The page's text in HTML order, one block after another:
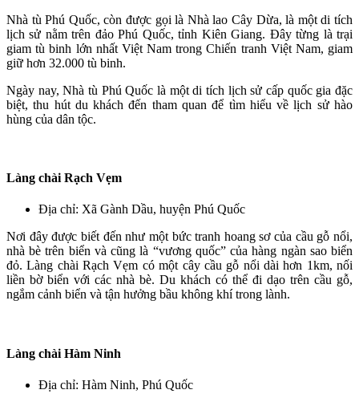
Nhà tù Phú Quốc, còn được gọi là Nhà lao Cây Dừa, là một di tích
lịch sử nằm trên đảo Phú Quốc, tỉnh Kiên Giang. Đây từng là trại
giam tù binh lớn nhất Việt Nam trong Chiến tranh Việt Nam, giam
giữ hơn 32.000 tù binh.
Ngày nay, Nhà tù Phú Quốc là một di tích lịch sử cấp quốc gia đặc
biệt, thu hút du khách đến tham quan để tìm hiểu về lịch sử hào
hùng của dân tộc.
Làng chài Rạch Vẹm
Địa chỉ: Xã Gành Dầu, huyện Phú Quốc
Nơi đây được biết đến như một bức tranh hoang sơ của cầu gỗ nổi,
nhà bè trên biển và cũng là “vương quốc” của hàng ngàn sao biển
đỏ. Làng chài Rạch Vẹm có một cây cầu gỗ nổi dài hơn 1km, nối
liền bờ biển với các nhà bè. Du khách có thể đi dạo trên cầu gỗ,
ngắm cảnh biển và tận hưởng bầu không khí trong lành.
Làng chài Hàm Ninh
Địa chỉ: Hàm Ninh, Phú Quốc